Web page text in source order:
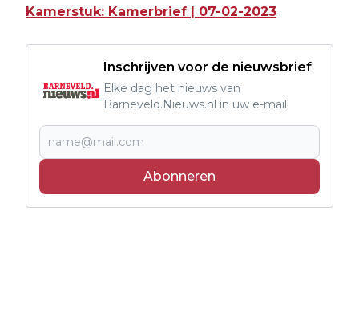
Kamerstuk: Kamerbrief | 07-02-2023
Inschrijven voor de nieuwsbrief
Elke dag het nieuws van
Barneveld.Nieuws.nl in uw e-mail.
Abonneren